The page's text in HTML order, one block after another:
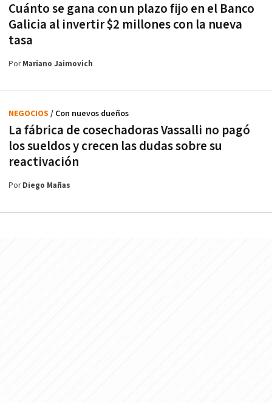
Cuánto se gana con un plazo fijo en el Banco
Galicia al invertir $2 millones con la nueva
tasa
PorMariano Jaimovich
La fábrica de cosechadoras Vassalli no pagó
los sueldos y crecen las dudas sobre su
reactivación
NEGOCIOS / Con nuevos dueños
PorDiego Mañas